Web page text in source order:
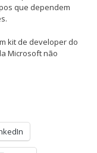
que dependem
kit de developer do
Microsoft não